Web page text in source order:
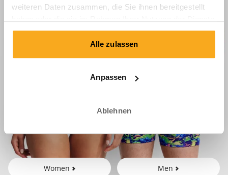
weiteren Daten zusammen, die Sie ihnen bereitgestellt
gesammelt haben.
Alle zulassen
Anpassen
Ablehnen
Women Men